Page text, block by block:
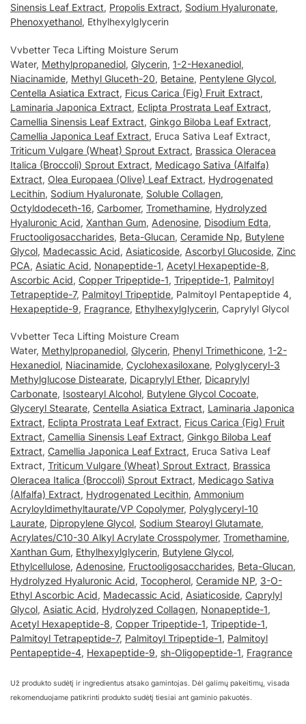
Sinensis Leaf Extract, Propolis Extract, Sodium Hyaluronate,
Phenoxyethanol, Ethylhexylglycerin
Vvbetter Teca Lifting Moisture Serum
Water, Methylpropanediol, Glycerin, 1-2-Hexanediol,
Niacinamide, Methyl Gluceth-20, Betaine, Pentylene Glycol,
Centella Asiatica Extract, Ficus Carica (Fig) Fruit Extract,
Laminaria Japonica Extract, Eclipta Prostrata Leaf Extract,
Camellia Sinensis Leaf Extract, Ginkgo Biloba Leaf Extract,
Camellia Japonica Leaf Extract, Eruca Sativa Leaf Extract,
Triticum Vulgare (Wheat) Sprout Extract, Brassica Oleracea
Italica (Broccoli) Sprout Extract, Medicago Sativa (Alfalfa)
Extract, Olea Europaea (Olive) Leaf Extract, Hydrogenated
Lecithin, Sodium Hyaluronate, Soluble Collagen,
Octyldodeceth-16, Carbomer, Tromethamine, Hydrolyzed
Hyaluronic Acid, Xanthan Gum, Adenosine, Disodium Edta,
Fructooligosaccharides, Beta-Glucan, Ceramide Np, Butylene
Glycol, Madecassic Acid, Asiaticoside, Ascorbyl Glucoside, Zinc
PCA, Asiatic Acid, Nonapeptide-1, Acetyl Hexapeptide-8,
Ascorbic Acid, Copper Tripeptide-1, Tripeptide-1, Palmitoyl
Tetrapeptide-7, Palmitoyl Tripeptide, Palmitoyl Pentapeptide 4,
Hexapeptide-9, Fragrance, Ethylhexylglycerin, Caprylyl Glycol
Vvbetter Teca Lifting Moisture Cream
Water, Methylpropanediol, Glycerin, Phenyl Trimethicone, 1-2-
Hexanediol, Niacinamide, Cyclohexasiloxane, Polyglyceryl-3
Methylglucose Distearate, Dicaprylyl Ether, Dicaprylyl
Carbonate, Isostearyl Alcohol, Butylene Glycol Cocoate,
Glyceryl Stearate, Centella Asiatica Extract, Laminaria Japonica
Extract, Eclipta Prostrata Leaf Extract, Ficus Carica (Fig) Fruit
Extract, Camellia Sinensis Leaf Extract, Ginkgo Biloba Leaf
Extract, Camellia Japonica Leaf Extract, Eruca Sativa Leaf
Extract, Triticum Vulgare (Wheat) Sprout Extract, Brassica
Oleracea Italica (Broccoli) Sprout Extract, Medicago Sativa
(Alfalfa) Extract, Hydrogenated Lecithin, Ammonium
Acryloyldimethyltaurate/VP Copolymer, Polyglyceryl-10
Laurate, Dipropylene Glycol, Sodium Stearoyl Glutamate,
Acrylates/C10-30 Alkyl Acrylate Crosspolymer, Tromethamine,
Xanthan Gum, Ethylhexylglycerin, Butylene Glycol,
Ethylcellulose, Adenosine, Fructooligosaccharides, Beta-Glucan,
Hydrolyzed Hyaluronic Acid, Tocopherol, Ceramide NP, 3-O-
Ethyl Ascorbic Acid, Madecassic Acid, Asiaticoside, Caprylyl
Glycol, Asiatic Acid, Hydrolyzed Collagen, Nonapeptide-1,
Acetyl Hexapeptide-8, Copper Tripeptide-1, Tripeptide-1,
Palmitoyl Tetrapeptide-7, Palmitoyl Tripeptide-1, Palmitoyl
Pentapeptide-4, Hexapeptide-9, sh-Oligopeptide-1, Fragrance
Už produkto sudėtį ir ingredientus atsako gamintojas. Dėl galimų pakeitimų, visada
rekomenduojame patikrinti produkto sudėtį tiesiai ant gaminio pakuotės.